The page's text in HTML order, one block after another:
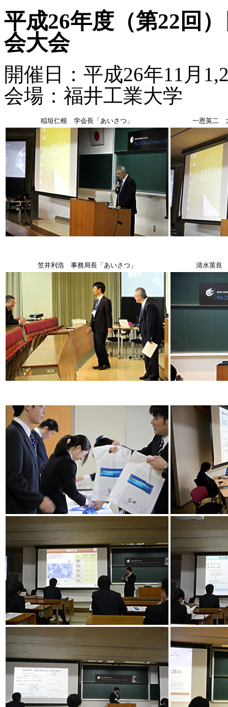
平成26年度（第22回
会大会
開催日：平成26年11月
会場：福井工業大学
稲垣仁根 学会長「あいさつ」 一恩英二
笠井利浩 事務局長「あいさつ」 清水英良